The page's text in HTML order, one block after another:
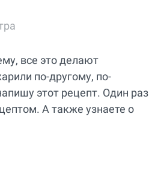
все это делают
по-другому, по-
этот рецепт. Один раз
А также узнаете о